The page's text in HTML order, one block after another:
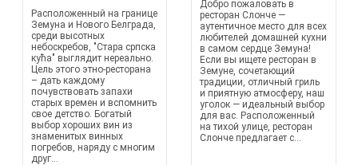
Расположенный на границе
Земуна и Нового Белграда,
среди высотных
небоскребов, "Стара српска
кућа" выглядит нереально.
Цель этого этно-ресторана
– дать каждому
почувствовать запахи
старых времен и вспомнить
свое детство. Богатый
выбор хороших вин из
знаменитых винных
погребов, наряду с многим
друг...
Добро пожаловать в
ресторан Слонче —
аутентичное место для всех
любителей домашней кухни
в самом сердце Земуна!
Если вы ищете ресторан в
Земунe, сочетающий
традиции, отличный гриль
и приятную атмосферу, наш
уголок — идеальный выбор
для вас. Расположенный
на тихой улице, ресторан
Слонче предлагает с...